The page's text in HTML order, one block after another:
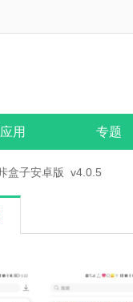
应用 专题
盒子安卓版 v4.0.5